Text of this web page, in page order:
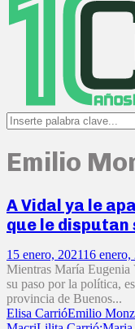
Search
for:
Emilio
A Vidal ya le
que le disputan
15 enero, 202116 enero,
Mientras María Eugenia
su paso por la política,
provincia de Buenos...
Elisa CarrióEmilio